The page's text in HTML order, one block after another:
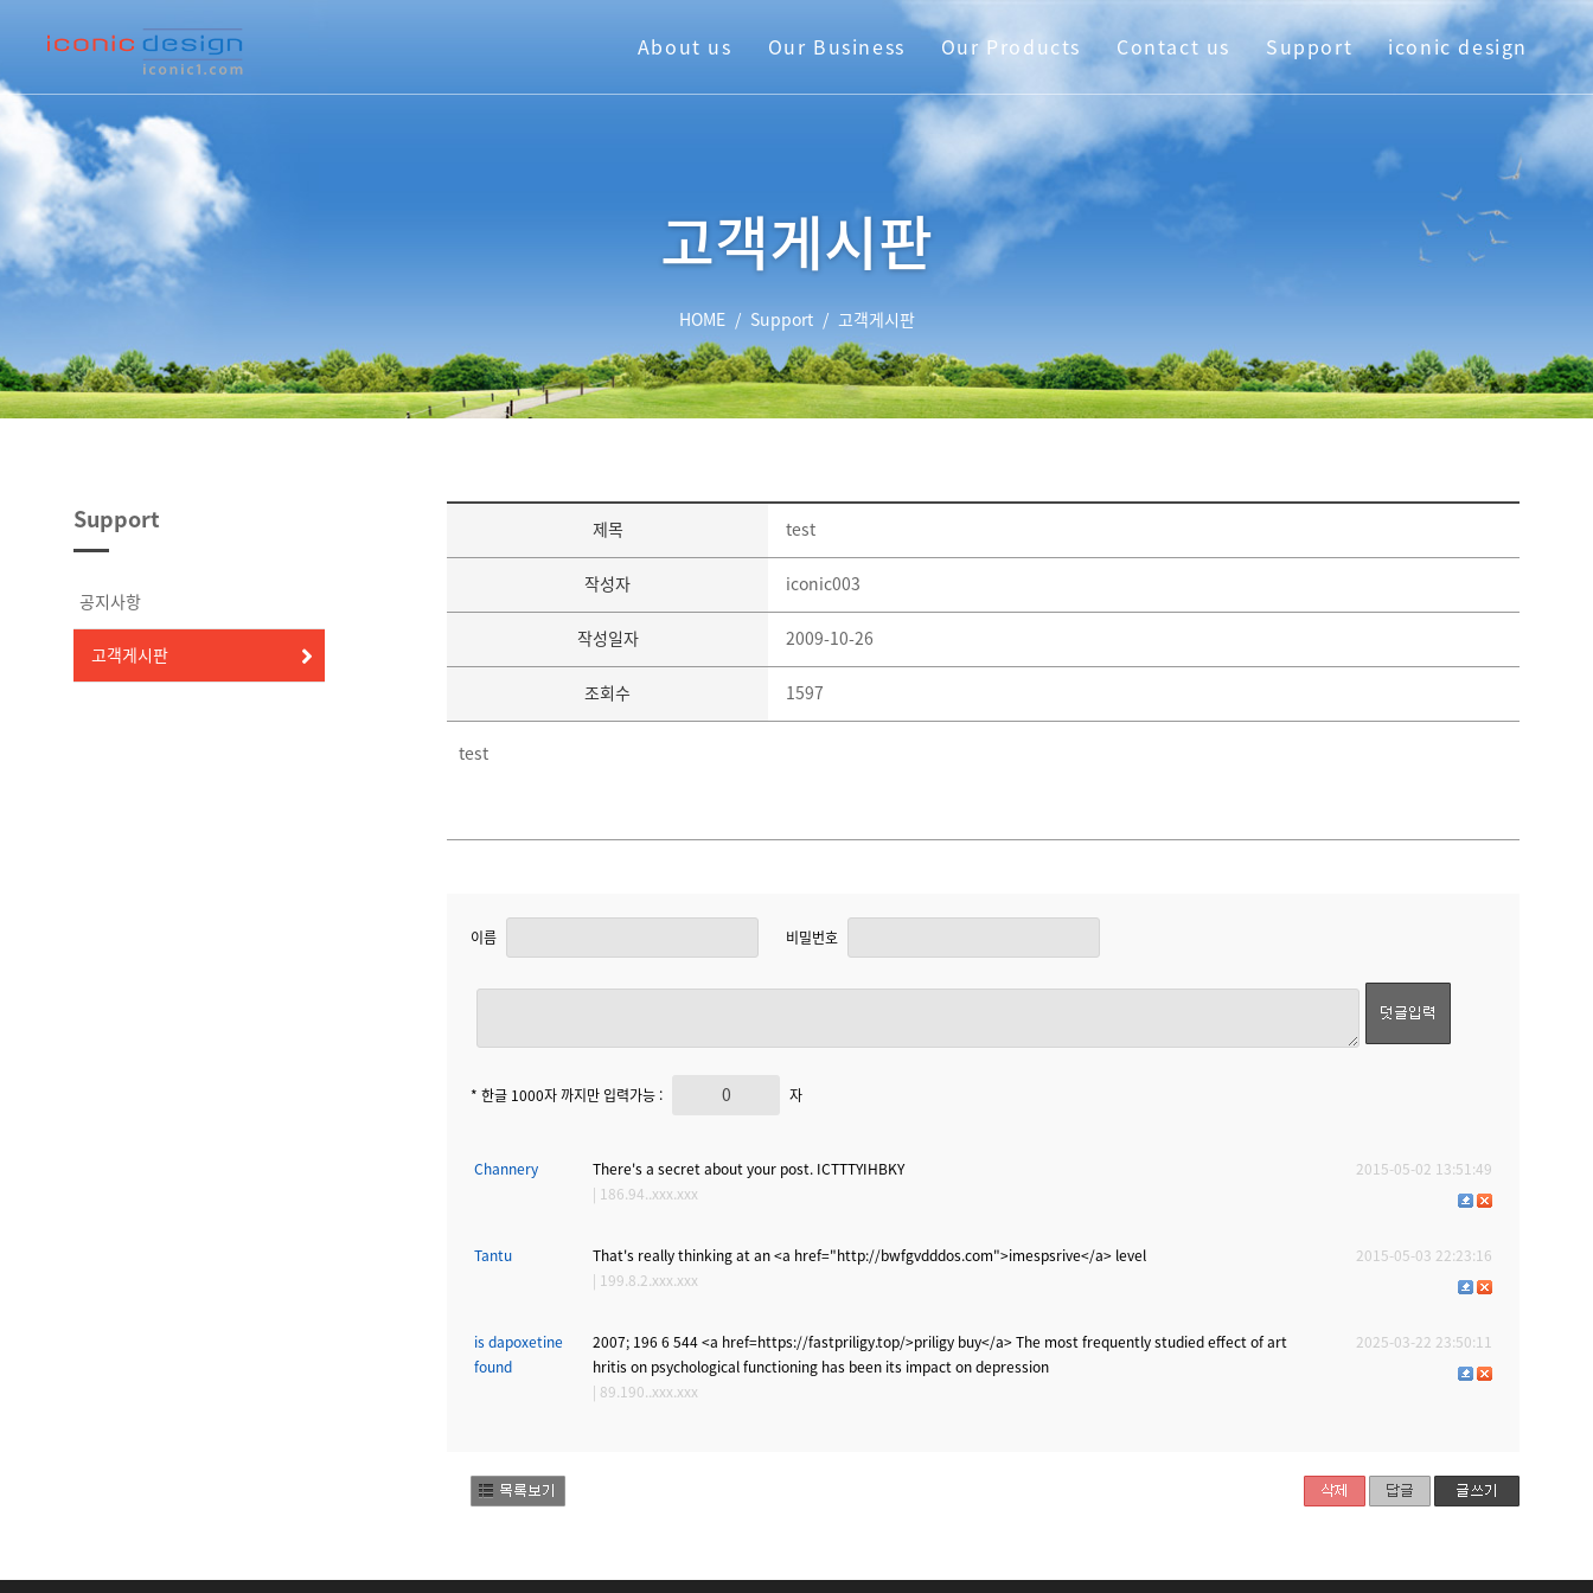
About us Our Business Our Products Contact us Support iconic design
고객게시판
HOME / Support / 고객게시판
Support
공지사항
고객게시판
제목 test
작성자 iconic003
작성일자 2009-10-26
조회수 1597
test
이름 비밀번호
* 한글 1000자 까지만 입력가능 : 자
Channery
There's a secret about your post. ICTTTYIHBKY
| 186.94..xxx.xxx
2015-05-02 13:51:49
Tantu
That's really thinking at an <a href="http://bwfgvdddos.com">imespsrive</a> level
| 199.8.2.xxx.xxx
2015-05-03 22:23:16
is dapoxetine
found
2007; 196 6 544 <a href=https://fastpriligy.top/>priligy buy</a> The most frequently studied effect of art
hritis on psychological functioning has been its impact on depression
| 89.190..xxx.xxx
2025-03-22 23:50:11